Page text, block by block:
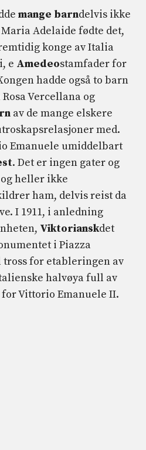
mange barndelvis ikke
Adelaide fødte det,
konge av Italia
e Amedeostamfader for
hadde også to barn
Vercellana og
av de mange elskere
med.
Emanuele umiddelbart
. Det er ingen gater og
heller ikke
ham, delvis reist da
I 1911, i anledning
Viktorianskdet
i Piazza
tross for etableringen av
halvøya full av
Vittorio Emanuele II.